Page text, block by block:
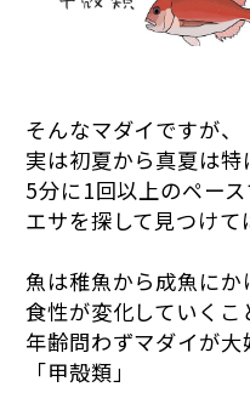
そんなマダイですが、
実は初夏から真夏は特
5分に1回以上のペース
エサを探して見つけて
魚は稚魚から成魚にか
食性が変化していく
年齢問わずマダイが大
「甲殻類」